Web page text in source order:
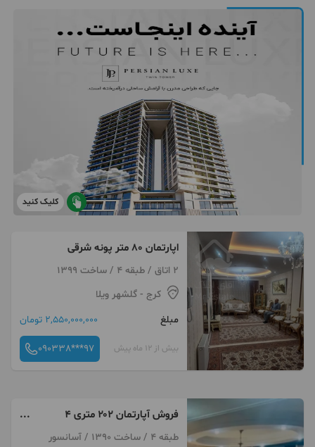
کلیک کنید
اپارتمان ۸۰ متر پونه شرقی
2 اتاق / طبقه 4 / ساخت 1399
کرج - گلشهر ویلا
مبلغ
2,550,000,000 تومان
بیش از 12 ماه پیش 090338***97
فروش آپارتمان ۲۰۲ متری ۴
خوابه۳ خواب مستر تک واحدی
طبقه 4 / ساخت 1390 / آسانسور